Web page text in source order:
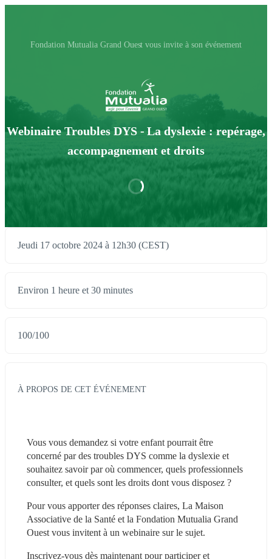
Fondation Mutualia Grand Ouest vous invite à son événement
Webinaire Troubles DYS - La dyslexie : repérage,
accompagnement et droits
Jeudi 17 octobre 2024 à 12h30 (CEST)
Environ 1 heure et 30 minutes
100/100
À PROPOS DE CET ÉVÉNEMENT
Vous vous demandez si votre enfant pourrait être
concerné par des troubles DYS comme la dyslexie et
souhaitez savoir par où commencer, quels professionnels
consulter, et quels sont les droits dont vous disposez ?
Pour vous apporter des réponses claires, La Maison
Associative de la Santé et la Fondation Mutualia Grand
Ouest vous invitent à un webinaire sur le sujet.
Inscrivez-vous dès maintenant pour participer et